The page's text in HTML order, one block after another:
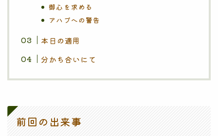
御心を求める
アハブへの警告
本日の適用
分かち合いにて
前回の出来事